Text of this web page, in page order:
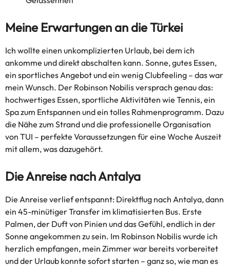
Meine Erwartungen an die Türkei
Ich wollte einen unkomplizierten Urlaub, bei dem ich
ankomme und direkt abschalten kann. Sonne, gutes Essen,
ein sportliches Angebot und ein wenig Clubfeeling – das war
mein Wunsch. Der Robinson Nobilis versprach genau das:
hochwertiges Essen, sportliche Aktivitäten wie Tennis, ein
Spa zum Entspannen und ein tolles Rahmenprogramm. Dazu
die Nähe zum Strand und die professionelle Organisation
von TUI – perfekte Voraussetzungen für eine Woche Auszeit
mit allem, was dazugehört.
Die Anreise nach Antalya
Die Anreise verlief entspannt: Direktflug nach Antalya, dann
ein 45-minütiger Transfer im klimatisierten Bus. Erste
Palmen, der Duft von Pinien und das Gefühl, endlich in der
Sonne angekommen zu sein. Im Robinson Nobilis wurde ich
herzlich empfangen, mein Zimmer war bereits vorbereitet
und der Urlaub konnte sofort starten – ganz so, wie man es